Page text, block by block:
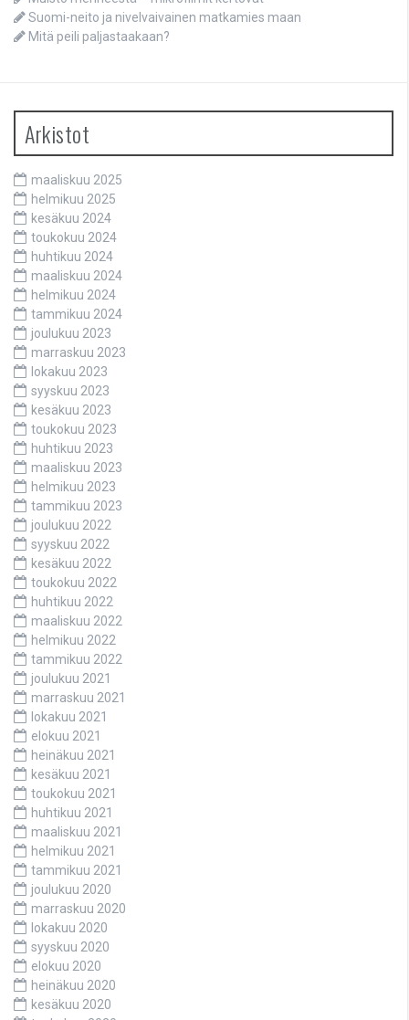
Suomi-neito ja nivelvaivainen matkamies maan
Mitä peili paljastaakaan?
Arkistot
maaliskuu 2025
helmikuu 2025
kesäkuu 2024
toukokuu 2024
huhtikuu 2024
maaliskuu 2024
helmikuu 2024
tammikuu 2024
joulukuu 2023
marraskuu 2023
lokakuu 2023
syyskuu 2023
kesäkuu 2023
toukokuu 2023
huhtikuu 2023
maaliskuu 2023
helmikuu 2023
tammikuu 2023
joulukuu 2022
syyskuu 2022
kesäkuu 2022
toukokuu 2022
huhtikuu 2022
maaliskuu 2022
helmikuu 2022
tammikuu 2022
joulukuu 2021
marraskuu 2021
lokakuu 2021
elokuu 2021
heinäkuu 2021
kesäkuu 2021
toukokuu 2021
huhtikuu 2021
maaliskuu 2021
helmikuu 2021
tammikuu 2021
joulukuu 2020
marraskuu 2020
lokakuu 2020
syyskuu 2020
elokuu 2020
heinäkuu 2020
kesäkuu 2020